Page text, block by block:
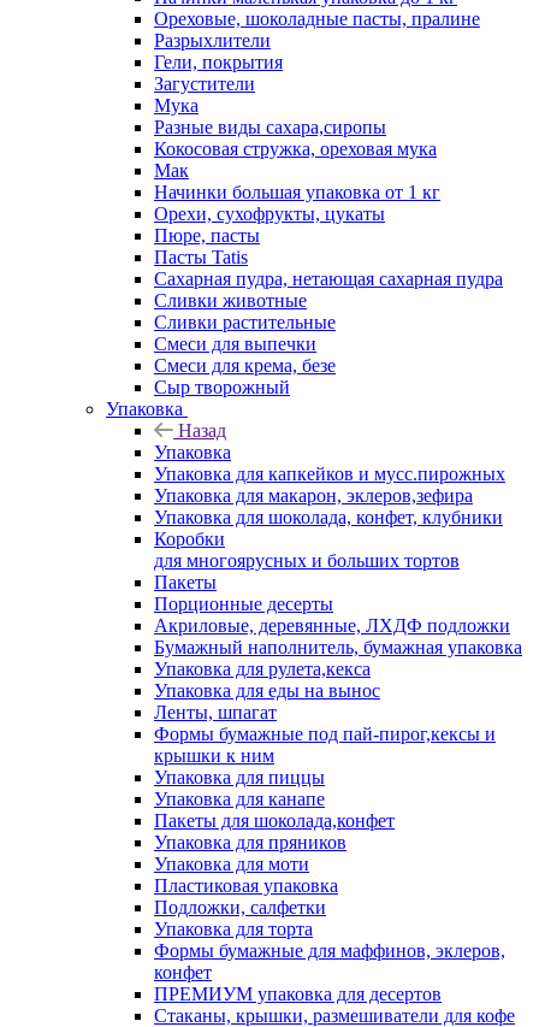
Ореховые, шоколадные пасты, пралине
Разрыхлители
Гели, покрытия
Загустители
Мука
Разные виды сахара,сиропы
Кокосовая стружка, ореховая мука
Мак
Начинки большая упаковка от 1 кг
Орехи, сухофрукты, цукаты
Пюре, пасты
Пасты Tatis
Сахарная пудра, нетающая сахарная пудра
Сливки животные
Сливки растительные
Смеси для выпечки
Смеси для крема, безе
Сыр творожный
Упаковка
Назад
Упаковка
Упаковка для капкейков и мусс.пирожных
Упаковка для макарон, эклеров,зефира
Упаковка для шоколада, конфет, клубники
Коробки
для многоярусных и больших тортов
Пакеты
Порционные десерты
Акриловые, деревянные, ЛХДФ подложки
Бумажный наполнитель, бумажная упаковка
Упаковка для рулета,кекса
Упаковка для еды на вынос
Ленты, шпагат
Формы бумажные под пай-пирог,кексы и
крышки к ним
Упаковка для пиццы
Упаковка для канапе
Пакеты для шоколада,конфет
Упаковка для пряников
Упаковка для моти
Пластиковая упаковка
Подложки, салфетки
Упаковка для торта
Формы бумажные для маффинов, эклеров,
конфет
ПРЕМИУМ упаковка для десертов
Стаканы, крышки, размешиватели для кофе